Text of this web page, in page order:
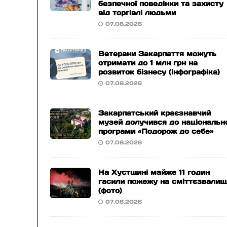
безпечної поведінки та захисту
від торгівлі людьми
07.08.2026
Ветерани Закарпаття можуть
отримати до 1 млн грн на
розвиток бізнесу (інфографіка)
07.08.2026
Закарпатський краєзнавчий
музей долучився до
програми «Подорож до себе»
07.08.2026
На Хустщині майже 11 годин
гасили пожежу на
(фото)
07.08.2026